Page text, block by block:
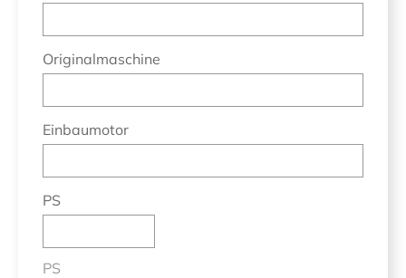
Originalmaschine
Einbaumotor
PS
PS